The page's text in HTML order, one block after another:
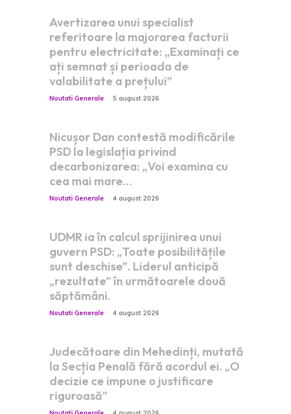
Avertizarea unui specialist
referitoare la majorarea facturii
pentru electricitate: „Examinați ce
ați semnat și perioada de
valabilitate a prețului”
Noutati Generale 5 august 2026
Nicușor Dan contestă modificările
PSD la legislația privind
decarbonizarea: „Voi examina cu
cea mai mare…
Noutati Generale 4 august 2026
UDMR ia în calcul sprijinirea unui
guvern PSD: „Toate posibilitățile
sunt deschise”. Liderul anticipă
„rezultate” în următoarele două
săptămâni.
Noutati Generale 4 august 2026
Judecătoare din Mehedinți, mutată
la Secția Penală fără acordul ei. „O
decizie ce impune o justificare
riguroasă”